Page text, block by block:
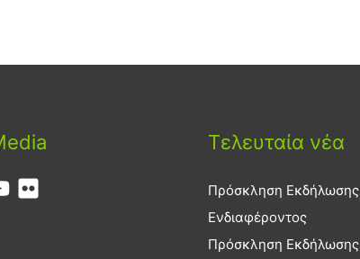
Τελευταία νέα
Πρόσκληση Εκδήλωσης
Ενδιαφέροντος
Πρόσκληση Εκδήλωσης